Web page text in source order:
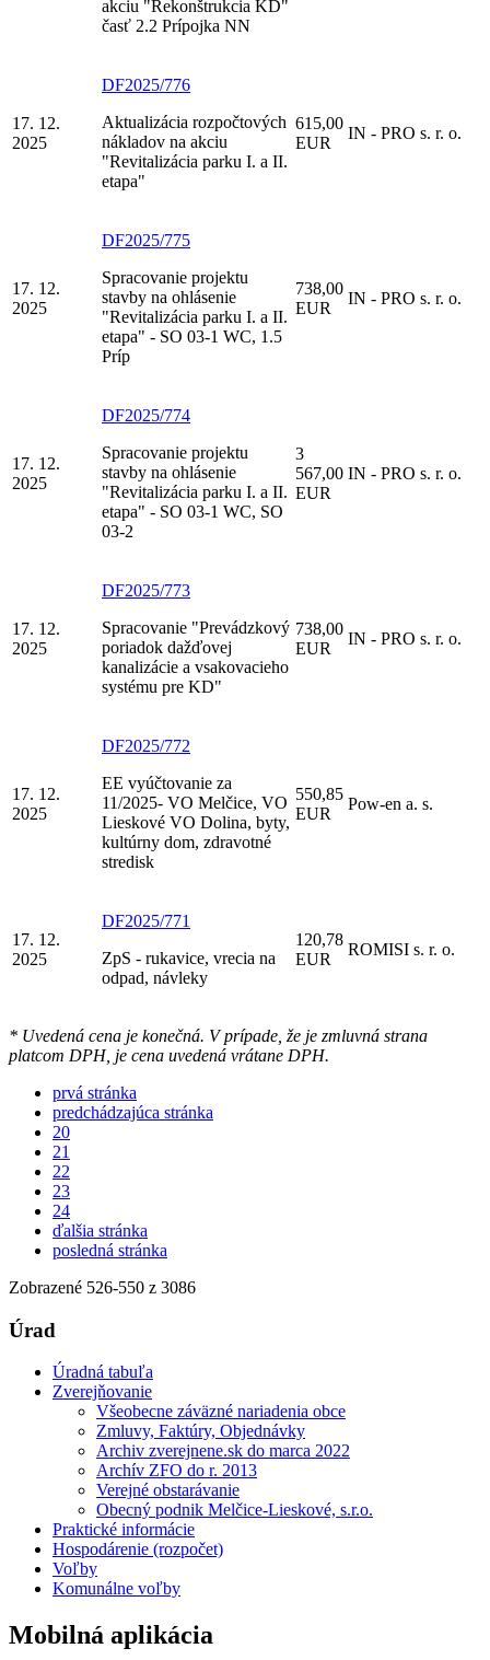
akciu "Rekonštrukcia KD"
časť 2.2 Prípojka NN
17. 12.
2025
DF2025/776
Aktualizácia rozpočtových
nákladov na akciu
"Revitalizácia parku I. a II.
etapa"
615,00
EUR
IN - PRO s. r. o.
17. 12.
2025
DF2025/775
Spracovanie projektu
stavby na ohlásenie
"Revitalizácia parku I. a II.
etapa" - SO 03-1 WC, 1.5
Príp
738,00
EUR
IN - PRO s. r. o.
17. 12.
2025
DF2025/774
Spracovanie projektu
stavby na ohlásenie
"Revitalizácia parku I. a II.
etapa" - SO 03-1 WC, SO
03-2
3
567,00
EUR
IN - PRO s. r. o.
17. 12.
2025
DF2025/773
Spracovanie "Prevádzkový
poriadok dažďovej
kanalizácie a vsakovacieho
systému pre KD"
738,00
EUR
IN - PRO s. r. o.
17. 12.
2025
DF2025/772
EE vyúčtovanie za
11/2025- VO Melčice, VO
Lieskové VO Dolina, byty,
kultúrny dom, zdravotné
stredisk
550,85
EUR
Pow-en a. s.
17. 12.
2025
DF2025/771
ZpS - rukavice, vrecia na
odpad, návleky
120,78
EUR
ROMISI s. r. o.
* Uvedená cena je konečná. V prípade, že je zmluvná strana
platcom DPH, je cena uvedená vrátane DPH.
prvá stránka
predchádzajúca stránka
20
21
22
23
24
ďalšia stránka
posledná stránka
Zobrazené 526-550 z 3086
Úrad
Úradná tabuľa
Zverejňovanie
Všeobecne záväzné nariadenia obce
Zmluvy, Faktúry, Objednávky
Archiv zverejnene.sk do marca 2022
Archív ZFO do r. 2013
Verejné obstarávanie
Obecný podnik Melčice-Lieskové, s.r.o.
Praktické informácie
Hospodárenie (rozpočet)
Voľby
Komunálne voľby
Mobilná aplikácia